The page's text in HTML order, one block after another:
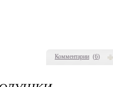
Комментарии (6)